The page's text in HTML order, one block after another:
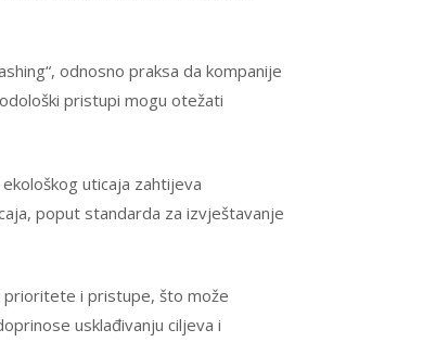
odnosno praksa da kompanije
pristupi mogu otežati
uticaja zahtijeva
poput standarda za izvještavanje
prioritete i pristupe, što može
usklađivanju ciljeva i